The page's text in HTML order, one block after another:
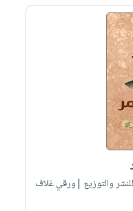
للنشر والتوزيع |ورقي غلاف